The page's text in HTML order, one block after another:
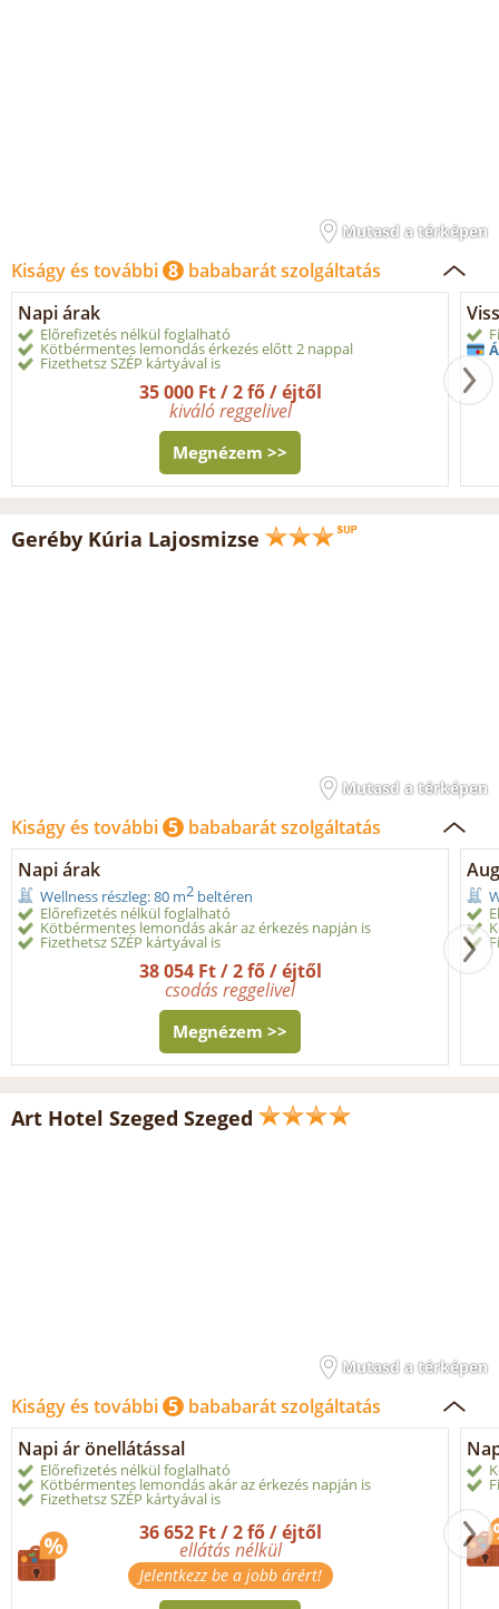
Mutasd a térképen
Kiságy és további 8 bababarát szolgáltatás
Napi árak
Előrefizetés nélkül foglalható
Kötbérmentes lemondás érkezés előtt 2 nappal
Fizethetsz SZÉP kártyával is
35 000 Ft / 2 fő / éjtől
kiváló reggelivel
Megnézem >>
Geréby Kúria Lajosmizse
Mutasd a térképen
Kiságy és további 5 bababarát szolgáltatás
Napi árak
Wellness részleg: 80 m2 beltéren
Előrefizetés nélkül foglalható
Kötbérmentes lemondás akár az érkezés napján is
Fizethetsz SZÉP kártyával is
38 054 Ft / 2 fő / éjtől
csodás reggelivel
Megnézem >>
Art Hotel Szeged Szeged
Mutasd a térképen
Kiságy és további 5 bababarát szolgáltatás
Napi ár önellátással
Előrefizetés nélkül foglalható
Kötbérmentes lemondás akár az érkezés napján is
Fizethetsz SZÉP kártyával is
36 652 Ft / 2 fő / éjtől
ellátás nélkül
Jelentkezz be a jobb árért!